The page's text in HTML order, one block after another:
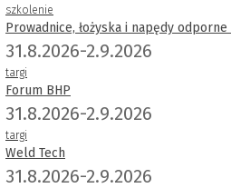
szkolenie
Prowadnice, łożyska i napędy
31.8.2026-2.9.2026
targi
Forum BHP
31.8.2026-2.9.2026
targi
Weld Tech
31.8.2026-2.9.2026